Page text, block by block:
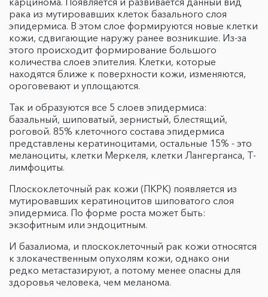
рака из мутировавших клеток базального слоя
эпидермиса. В этом слое формируются новые клетки
кожи, сдвигающие наружу ранее возникшие. Из-за
этого происходит формирование большого
количества слоев эпителия. Клетки, которые
находятся ближе к поверхности кожи, изменяются,
ороговевают и уплощаются.
Так и образуются все 5 слоев эпидермиса:
базальный, шиповатый, зернистый, блестящий,
роговой. 85% клеточного состава эпидермиса
представлены кератиноцитами, остальные 15% - это
меланоциты, клетки Меркеля, клетки Лангерганса, Т-
лимфоциты.
Плоскоклеточный рак кожи (ПКРК) появляется из
мутировавших кератиноцитов шиповатого слоя
эпидермиса. По форме роста может быть:
экзофитным или эндоцитным.
И базалиома, и плоскоклеточный рак кожи относятся
к злокачественным опухолям кожи, однако они
редко метастазируют, а потому менее опасны для
здоровья человека, чем меланома.